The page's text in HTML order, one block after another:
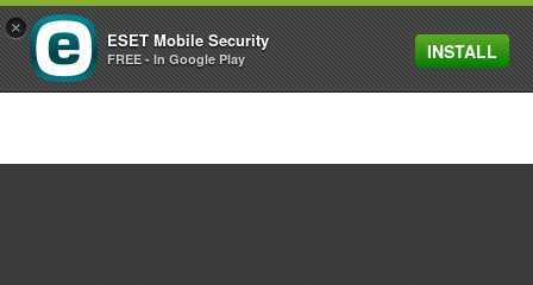
MENU
×
ESET Mobile Security
FREE - In Google Play INSTALL